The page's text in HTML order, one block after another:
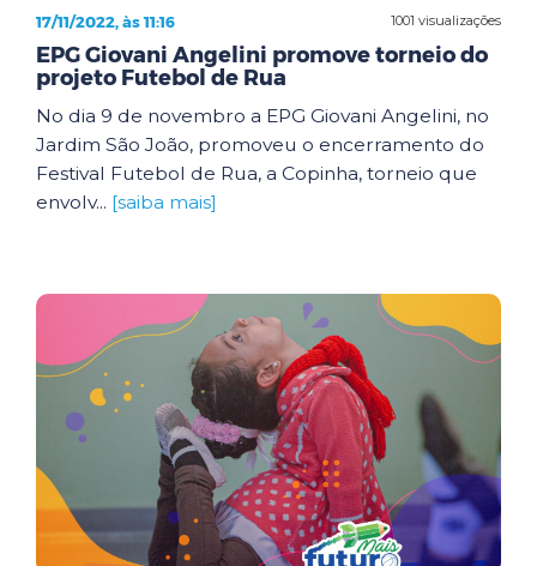
1001 visualizações
17/11/2022, às 11:16
EPG Giovani Angelini promove torneio do
projeto Futebol de Rua
No dia 9 de novembro a EPG Giovani Angelini, no
Jardim São João, promoveu o encerramento do
Festival Futebol de Rua, a Copinha, torneio que
envolv... [saiba mais]